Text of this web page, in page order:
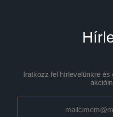
Iratkozz fel hírlevelünkre